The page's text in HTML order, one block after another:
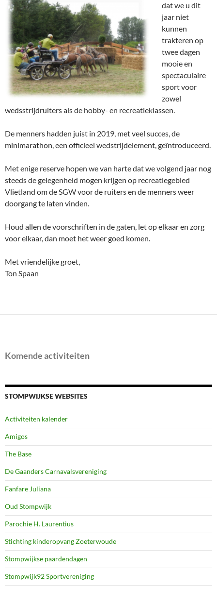
dat we u dit
jaar niet
kunnen
trakteren op
twee dagen
mooie en
spectaculaire
sport voor
zowel
wedsstrijdruiters als de hobby- en recreatieklassen.
De menners hadden juist in 2019, met veel succes, de
minimarathon, een officieel wedstrijdelement, geïntroduceerd.
Met enige reserve hopen we van harte dat we volgend jaar nog
steeds de gelegenheid mogen krijgen op recreatiegebied
Vlietland om de SGW voor de ruiters en de menners weer
doorgang te laten vinden.
Houd allen de voorschriften in de gaten, let op elkaar en zorg
voor elkaar, dan moet het weer goed komen.
Met vriendelijke groet,
Ton Spaan
Komende activiteiten
STOMPWIJKSE WEBSITES
Activiteiten kalender
Amigos
The Base
De Gaanders Carnavalsvereniging
Fanfare Juliana
Oud Stompwijk
Parochie H. Laurentius
Stichting kinderopvang Zoeterwoude
Stompwijkse paardendagen
Stompwijk92 Sportvereniging